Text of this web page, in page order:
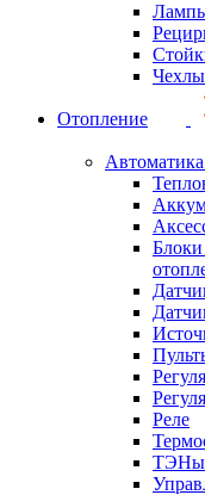
Чехлы
Отопление
Блоки
Реле
ТЭНы